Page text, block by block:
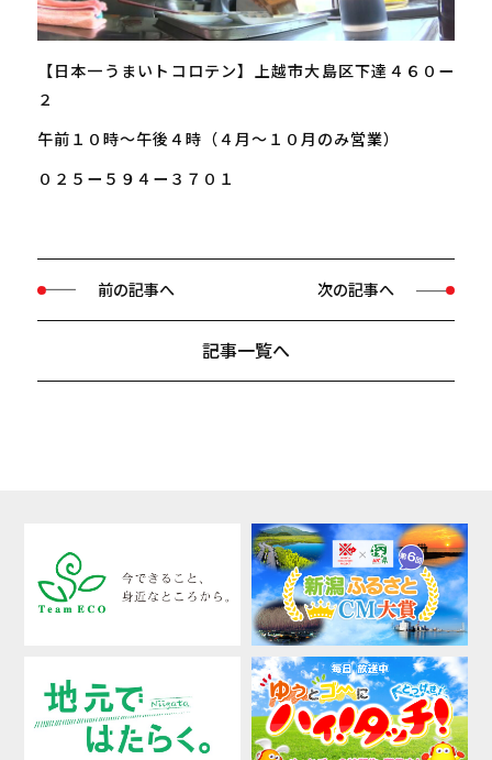
【日本一うまいトコロテン】上越市大島区下達４６０ー
２
午前１０時～午後４時（４月～１０月のみ営業）
０２５ー５９４ー３７０１
前の記事へ
記事一覧へ
次の記事へ